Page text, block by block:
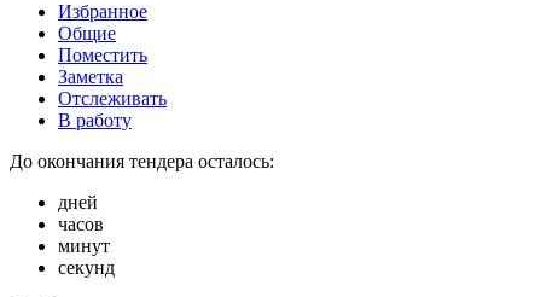
Избранное
Общие
Поместить
Заметка
Отслеживать
В работу
До окончания тендера осталось:
дней
часов
минут
секунд